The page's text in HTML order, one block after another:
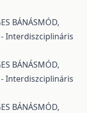
BÁNÁSMÓD,
Interdiszciplináris
BÁNÁSMÓD,
Interdiszciplináris
BÁNÁSMÓD,